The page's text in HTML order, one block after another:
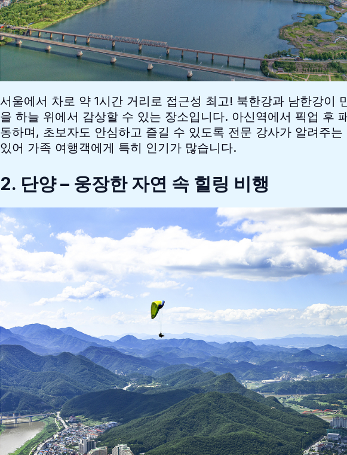
서울에서 차로 약 1시간 거리로 접근성 최고! 북한강과 남한강이
을 하늘 위에서 감상할 수 있는 장소입니다. 아신역에서 픽업 후
동하며, 초보자도 안심하고 즐길 수 있도록 전문 강사가 알려주
있어 가족 여행객에게 특히 인기가 많습니다.
2. 단양 – 웅장한 자연 속 힐링 비행